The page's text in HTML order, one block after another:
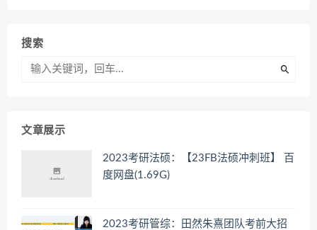
搜索
文章展示
2023考研法硕：【23FB法硕冲刺班】 百
度网盘(1.69G)
2023考研管综：田然朱熹团队考前大招